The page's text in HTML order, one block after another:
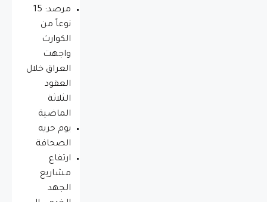
مرصد: 15
نوعاً من
الكوارث
واجهت
العراق خلال
العقود
الثلاثة
الماضية
يوم حريه
الصحافة
ارتفاع
مشاريع
الجهد